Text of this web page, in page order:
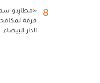
8
«مطارِدو
فرقة
الدار البيضاء